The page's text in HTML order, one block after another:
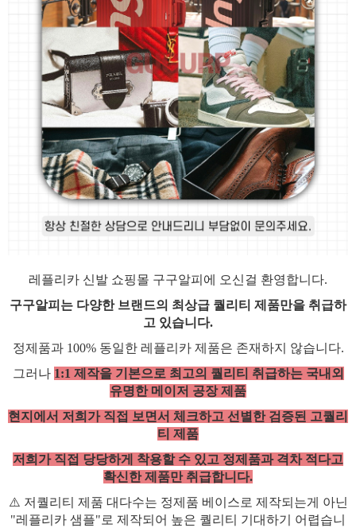
레플리카 신발 쇼핑몰 구구알피에 오신걸 환영합니다.
구구알피는 다양한 브랜드의 최상급 퀄리티 제품만을 취급하
고 있습니다.
정제품과 100% 동일한 레플리카 제품은 존재하지 않습니다.
그러나 1:1 제작을 기본으로 최고의 퀄리티 취급하는 국내외
유명한 메이저 공장 제품
현지에서 저희가 직접 보면서 체크하고 선별한 검증된 고퀄리
티 제품
저희가 직접 당당하게 착용할 수 있고 정제품과 격차 적다고
확신한 제품만 취급합니다.
⚠️ 저퀄리티 제품 대다수는 정제품 베이스로 제작되는게 아닌
"레플리카 샘플"로 제작되어 높은 퀄리티 기대하기 어렵습니